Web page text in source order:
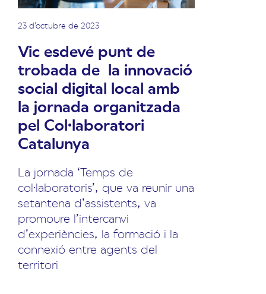
23 d'octubre de 2023
Vic esdevé punt de
trobada de la innovació
social digital local amb
la jornada organitzada
pel Col·laboratori
Catalunya
La jornada ‘Temps de
col·laboratoris’, que va reunir una
setantena d’assistents, va
promoure l’intercanvi
d’experiències, la formació i la
connexió entre agents del
territori